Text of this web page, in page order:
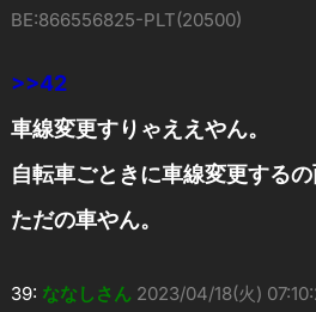
BE:866556825-PLT(20500)
>>42
車線変更すりゃええやん。
自転車ごときに車線変更する
ただの車やん。
39: ななしさん 2023/04/18(火)